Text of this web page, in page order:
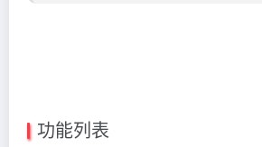
功能列表